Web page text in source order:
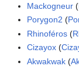
Mackogneur (
Porygon2 (
Rhinoféros (
Cizayox (
Akwakwak (